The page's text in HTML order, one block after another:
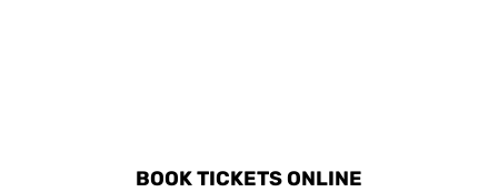
BOOK TICKETS ONLINE